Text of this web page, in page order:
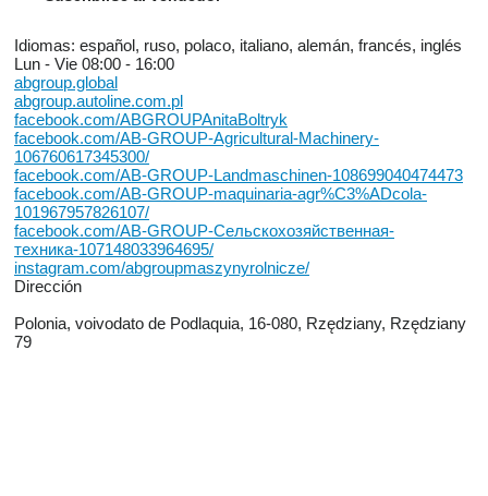
Idiomas: español, ruso, polaco, italiano, alemán, francés, inglés
Lun - Vie 08:00 - 16:00
abgroup.global
abgroup.autoline.com.pl
facebook.com/ABGROUPAnitaBoltryk
facebook.com/AB-GROUP-Agricultural-Machinery-
106760617345300/
facebook.com/AB-GROUP-Landmaschinen-108699040474473
facebook.com/AB-GROUP-maquinaria-agr%C3%ADcola-
101967957826107/
facebook.com/AB-GROUP-Сельскохозяйственная-
техника-107148033964695/
instagram.com/abgroupmaszynyrolnicze/
Dirección
Polonia, voivodato de Podlaquia, 16-080, Rzędziany, Rzędziany
79